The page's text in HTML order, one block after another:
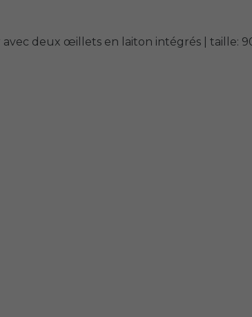
avec deux œillets en laiton intégrés | taille: